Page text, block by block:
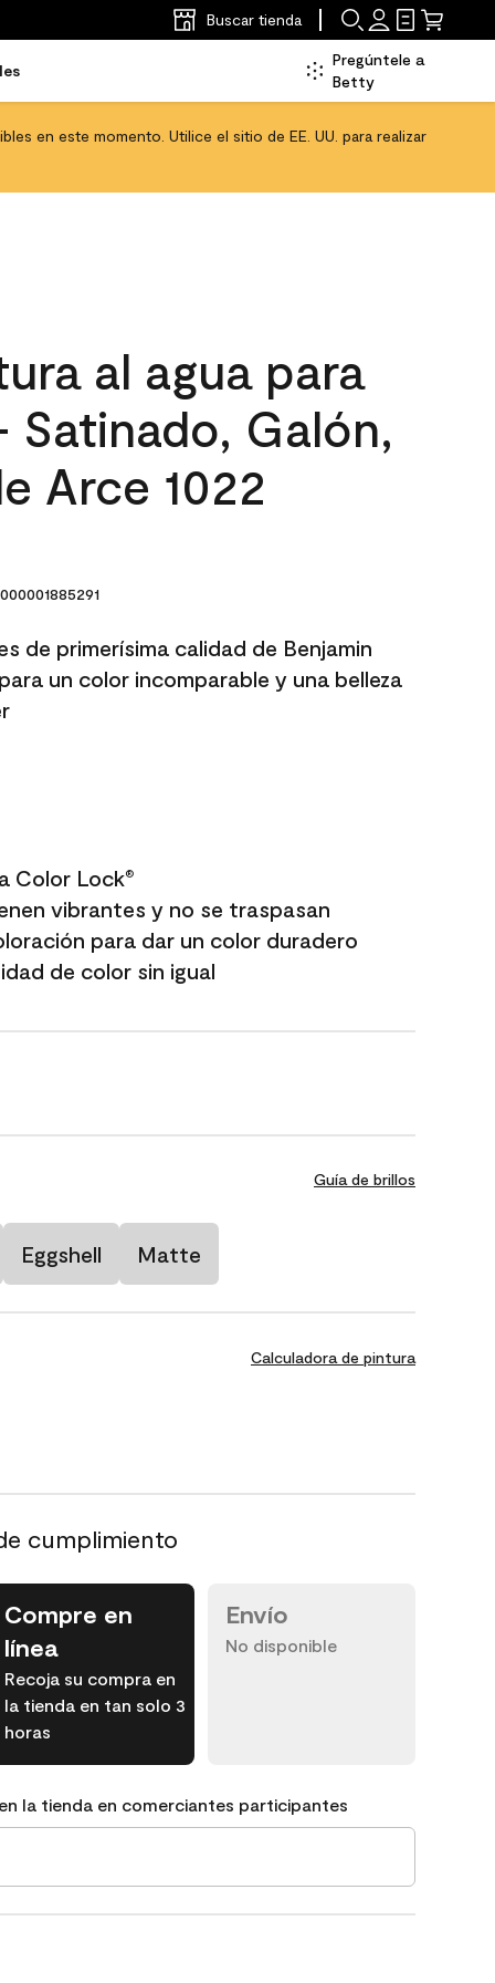
Buscar tienda
Pregúntele a
Betty
en este momento. Utilice el sitio de EE. UU. para realizar
al agua para
Galón,
Arce 1022
de primerísima calidad de Benjamin
un color incomparable y una belleza
Color Lock®
vibrantes y no se traspasan
para dar un color duradero
de color sin igual
Guía de brillos
Eggshell Matte
Calculadora de pintura
cumplimiento
Compre en
línea
Recoja su compra en
la tienda en tan solo 3
horas
Envío
No disponible
la tienda en comerciantes participantes